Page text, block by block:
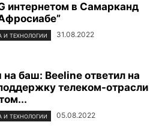
интернетом в Самарканд
И ТЕХНОЛОГИИ 31.08.2022
баш: Beeline ответил на
телеком-отрасли
И ТЕХНОЛОГИИ 05.08.2022